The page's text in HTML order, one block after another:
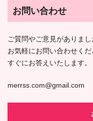
お問い合わせ
ご質問やご意見がありまし
お気軽にお問い合わせくだ
すぐにお答えいたします。
merrss.com@gmail.com